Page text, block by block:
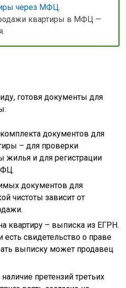
через МФЦ.
квартиры в МФЦ —
готовя документы для
документов для
– для проверки
жилья и для регистрации
документов для
чистоты зависит от
квартиру – выписка из ЕГРН.
свидетельство о праве
выписку может продавец
претензий третьих